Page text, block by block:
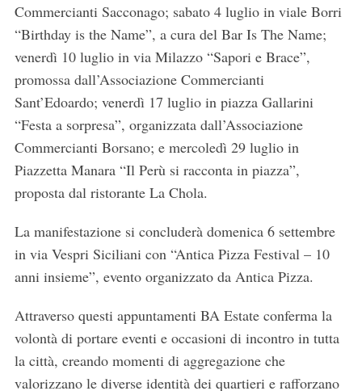
Commercianti Sacconago; sabato 4 luglio in viale Borri
“Birthday is the Name”, a cura del Bar Is The Name;
venerdì 10 luglio in via Milazzo “Sapori e Brace”,
promossa dall’Associazione Commercianti
Sant’Edoardo; venerdì 17 luglio in piazza Gallarini
“Festa a sorpresa”, organizzata dall’Associazione
Commercianti Borsano; e mercoledì 29 luglio in
Piazzetta Manara “Il Perù si racconta in piazza”,
proposta dal ristorante La Chola.
La manifestazione si concluderà domenica 6 settembre
in via Vespri Siciliani con “Antica Pizza Festival – 10
anni insieme”, evento organizzato da Antica Pizza.
Attraverso questi appuntamenti BA Estate conferma la
volontà di portare eventi e occasioni di incontro in tutta
la città, creando momenti di aggregazione che
valorizzano le diverse identità dei quartieri e rafforzano